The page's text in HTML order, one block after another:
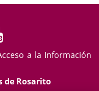
a la Información
de Rosarito